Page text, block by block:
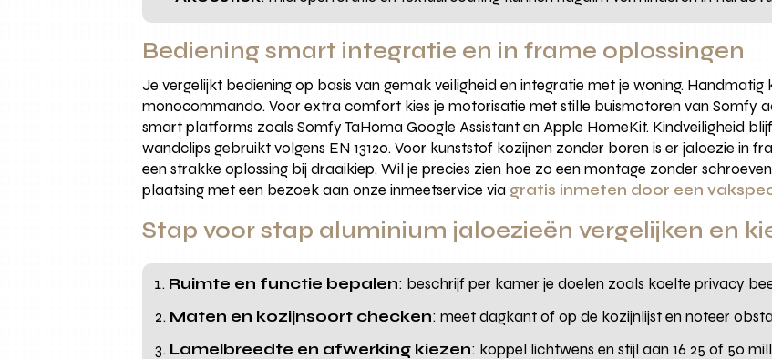
Bediening smart integratie en in frame oplossingen
Je vergelijkt bediening op basis van gemak veiligheid en integratie met je woning.
monocommando. Voor extra comfort kies je motorisatie met stille buismotoren van Somfy
smart platforms zoals Somfy TaHoma Google Assistant en Apple HomeKit. Kindveiligheid
wandclips gebruikt volgens EN 13120. Voor kunststof kozijnen zonder boren is er jaloezie in
een strakke oplossing bij draaikiep. Wil je precies zien hoe zo een montage zonder
plaatsing met een bezoek aan onze inmeetservice via gratis inmeten door een
Stap voor stap aluminium jaloezieën vergelijken en
Ruimte en functie bepalen: beschrijf per kamer je doelen zoals koelte privacy
Maten en kozijnsoort checken: meet dagkant of op de kozijnlijst en noteer
Lamelbreedte en afwerking kiezen: koppel lichtwens en stijl aan 16 25 of 50